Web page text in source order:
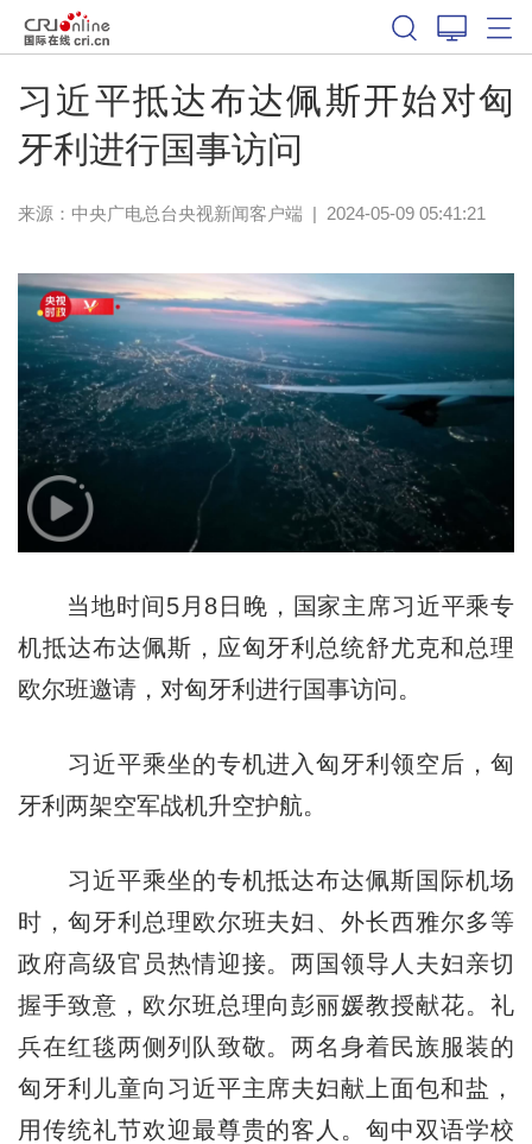
习近平抵达布达佩斯开始对匈
牙利进行国事访问
来源： 中央广电总台央视新闻客户端 | 2024-05-09 05:41:21
当地时间5月8日晚，国家主席习近平乘专
机抵达布达佩斯，应匈牙利总统舒尤克和总理
欧尔班邀请，对匈牙利进行国事访问。
习近平乘坐的专机进入匈牙利领空后，匈
牙利两架空军战机升空护航。
习近平乘坐的专机抵达布达佩斯国际机场
时，匈牙利总理欧尔班夫妇、外长西雅尔多等
政府高级官员热情迎接。两国领导人夫妇亲切
握手致意，欧尔班总理向彭丽媛教授献花。礼
兵在红毯两侧列队致敬。两名身着民族服装的
匈牙利儿童向习近平主席夫妇献上面包和盐，
用传统礼节欢迎最尊贵的客人。匈中双语学校